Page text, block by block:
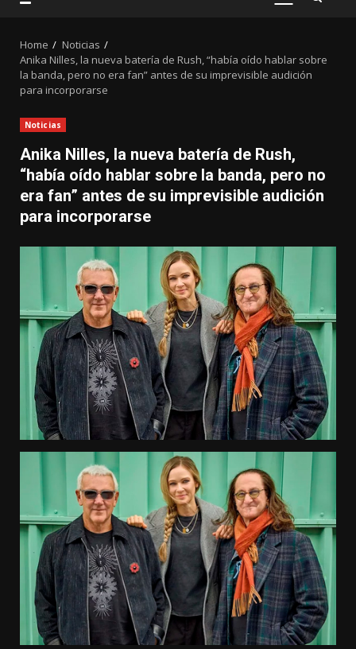
PRIMARY
Home
Noticias
Anika Nilles, la nueva batería de Rush, “había oído hablar sobre
la banda, pero no era fan” antes de su imprevisible audición
para incorporarse
Noticias
Anika Nilles, la nueva batería de Rush,
“había oído hablar sobre la banda, pero no
era fan” antes de su imprevisible audición
para incorporarse